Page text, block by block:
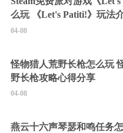
么玩 《Let's Patiti!》玩法
04-08
怪物猎人荒野长枪怎么玩
野长枪攻略心得分享
04-08
燕云十六声琴瑟和鸣任务